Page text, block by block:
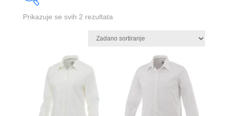
Prikazuje se svih 2 rezultata